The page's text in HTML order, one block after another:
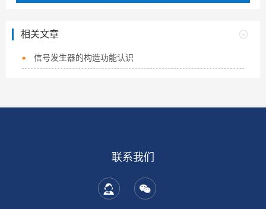
相关文章
信号发生器的构造功能认识
联系我们